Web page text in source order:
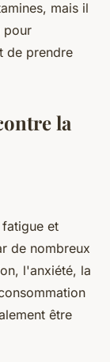
mais il
pour
de prendre
la
et
de nombreux
l'anxiété, la
être